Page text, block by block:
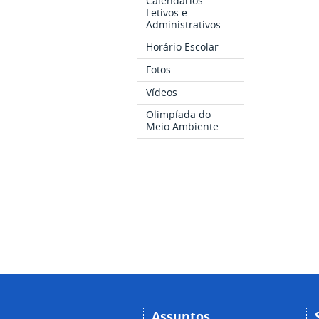
Letivos e
Administrativos
Horário Escolar
Fotos
Vídeos
Olimpíada do
Meio Ambiente